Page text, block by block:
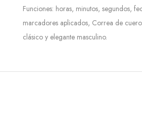
Funciones: horas, minutos, segundos,
marcadores aplicados, Correa de
clásico y elegante masculino.